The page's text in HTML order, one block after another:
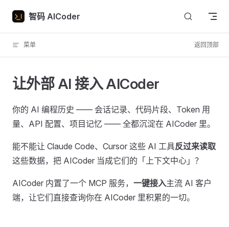
Skip to content
智码 AICoder
菜单 返回顶部
让外部 AI 接入 AICoder
你的 AI 编程历史 —— 会话记录、代码片段、Token 用
量、API 配置、项目记忆 —— 全都沉淀在 AICoder 里。
能不能让 Claude Code、Cursor 这些 AI 工具反过来读取
这些数据，把 AICoder 当成它们的「上下文中心」？
AICoder 内置了一个 MCP 服务， 一键接入主流 AI 客户
端，让它们直接查询你在 AICoder 里积累的一切。